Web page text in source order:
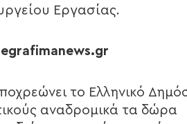
Εργασίας.
το Ελληνικό
αναδρομικά τα δώρα